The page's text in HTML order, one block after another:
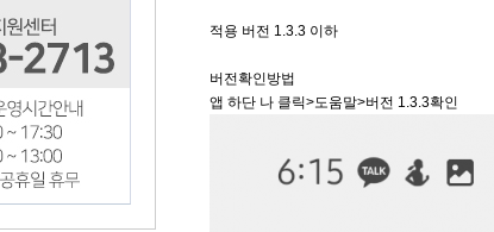
적용 버전 1.3.3 이하
버전확인방법
앱 하단 나 클릭>도움말>버전 1.3.3확인